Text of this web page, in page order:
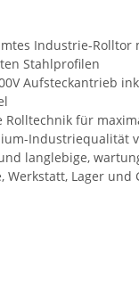
Industrie-Rolltor
Stahlprofilen
Aufsteckantrieb
Rolltechnik für
Industriequalität
langlebige,
Werkstatt, Lager und